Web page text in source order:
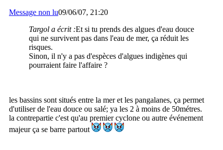
Message non lu09/06/07, 21:20
Targol a écrit :Et si tu prends des algues d'eau douce
qui ne survivent pas dans l'eau de mer, ça réduit les
risques.
Sinon, il n'y a pas d'espèces d'algues indigènes qui
pourraient faire l'affaire ?
les bassins sont situés entre la mer et les pangalanes, ça permet
d'utiliser de l'eau douce ou salé; ya les 2 à moins de 50métres.
la contrepartie c'est qu'au premier cyclone ou autre événement
majeur ça se barre partout